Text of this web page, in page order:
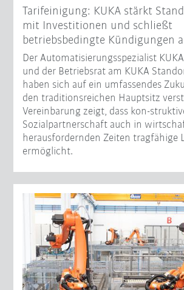
Tarifeinigung: KUKA stärkt
mit Investitionen und schließt
betriebsbedingte Kündigungen
Der Automatisierungsspezialist
und der Betriebsrat am KUKA
haben sich auf ein umfassendes
den traditionsreichen Hauptsitz
Vereinbarung zeigt, dass kon-
Sozialpartnerschaft auch in
herausfordernden Zeiten tragfähige
ermöglicht.